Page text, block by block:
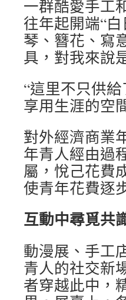
一群酷愛手工
往年起開端“
琴、簪花、寫
具，對我來說
“這里不只供
享用生涯的空
對外經濟商業
年青人經由過
屬，悅己花費
使青年花費逐
互動中尋覓共
動漫展、手工
青人的社交新
者穿越此中，